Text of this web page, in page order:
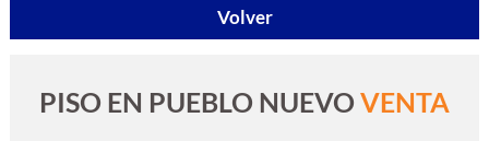
Volver
PISO EN PUEBLO NUEVO VENTA